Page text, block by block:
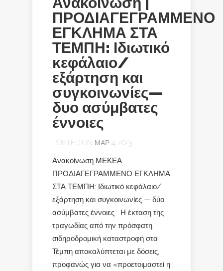
ΠΡΟΔΙΑΓΕΓΡΑΜΜΕΝΟ
ΕΓΚΛΗΜΑ ΣΤΑ
ΤΕΜΠΗ: Ιδιωτικό
κεφάλαιο/
εξάρτηση και
συγκοινωνίες—
δυο ασύμβατες
έννοιες
POSTED ON ΜΑΡ 4, 2023
Ανακοίνωση ΜΕΚΕΑ
ΠΡΟΔΙΑΓΕΓΡΑΜΜΕΝΟ ΕΓΚΛΗΜΑ
ΣΤΑ ΤΕΜΠΗ: Ιδιωτικό κεφάλαιο/
εξάρτηση και συγκοινωνίες — δύο
ασύμβατες έννοιες Η έκταση της
τραγωδίας από την πρόσφατη
σιδηροδρομική καταστροφή στα
Τέμπη αποκαλύπτεται με δόσεις,
προφανώς για να «προετοιμαστεί η